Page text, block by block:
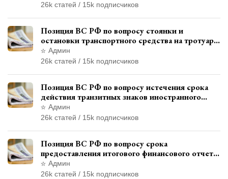
26k статей / 15k подписчиков
Позиция ВС РФ по вопросу стоянки и
остановки транспортного средства на тротуаре
и квалификации административного
правонарушения
Админ
26k статей / 15k подписчиков
Позиция ВС РФ по вопросу истечения срока
действия транзитных знаков иностранного
государства и отсутствия состава
административного правонарушения
Админ
26k статей / 15k подписчиков
Позиция ВС РФ по вопросу срока
предоставления итогового финансового отчета
кандидатом в соответствии с
законодательством о выборах
Админ
26k статей / 15k подписчиков